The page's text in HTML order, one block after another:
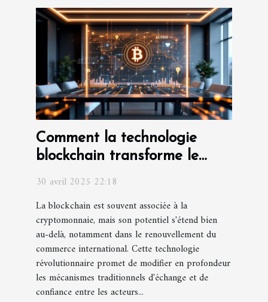
Comment la technologie
blockchain transforme le
commerce international
30 avril 2025 22:18
La blockchain est souvent associée à la
cryptomonnaie, mais son potentiel s'étend bien
au-delà, notamment dans le renouvellement du
commerce international. Cette technologie
révolutionnaire promet de modifier en profondeur
les mécanismes traditionnels d'échange et de
confiance entre les acteurs...